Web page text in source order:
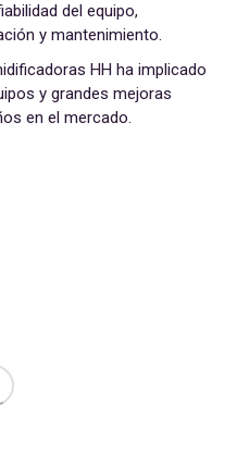
del equipo,
y mantenimiento.
HH ha implicado
y grandes mejoras
en el mercado.